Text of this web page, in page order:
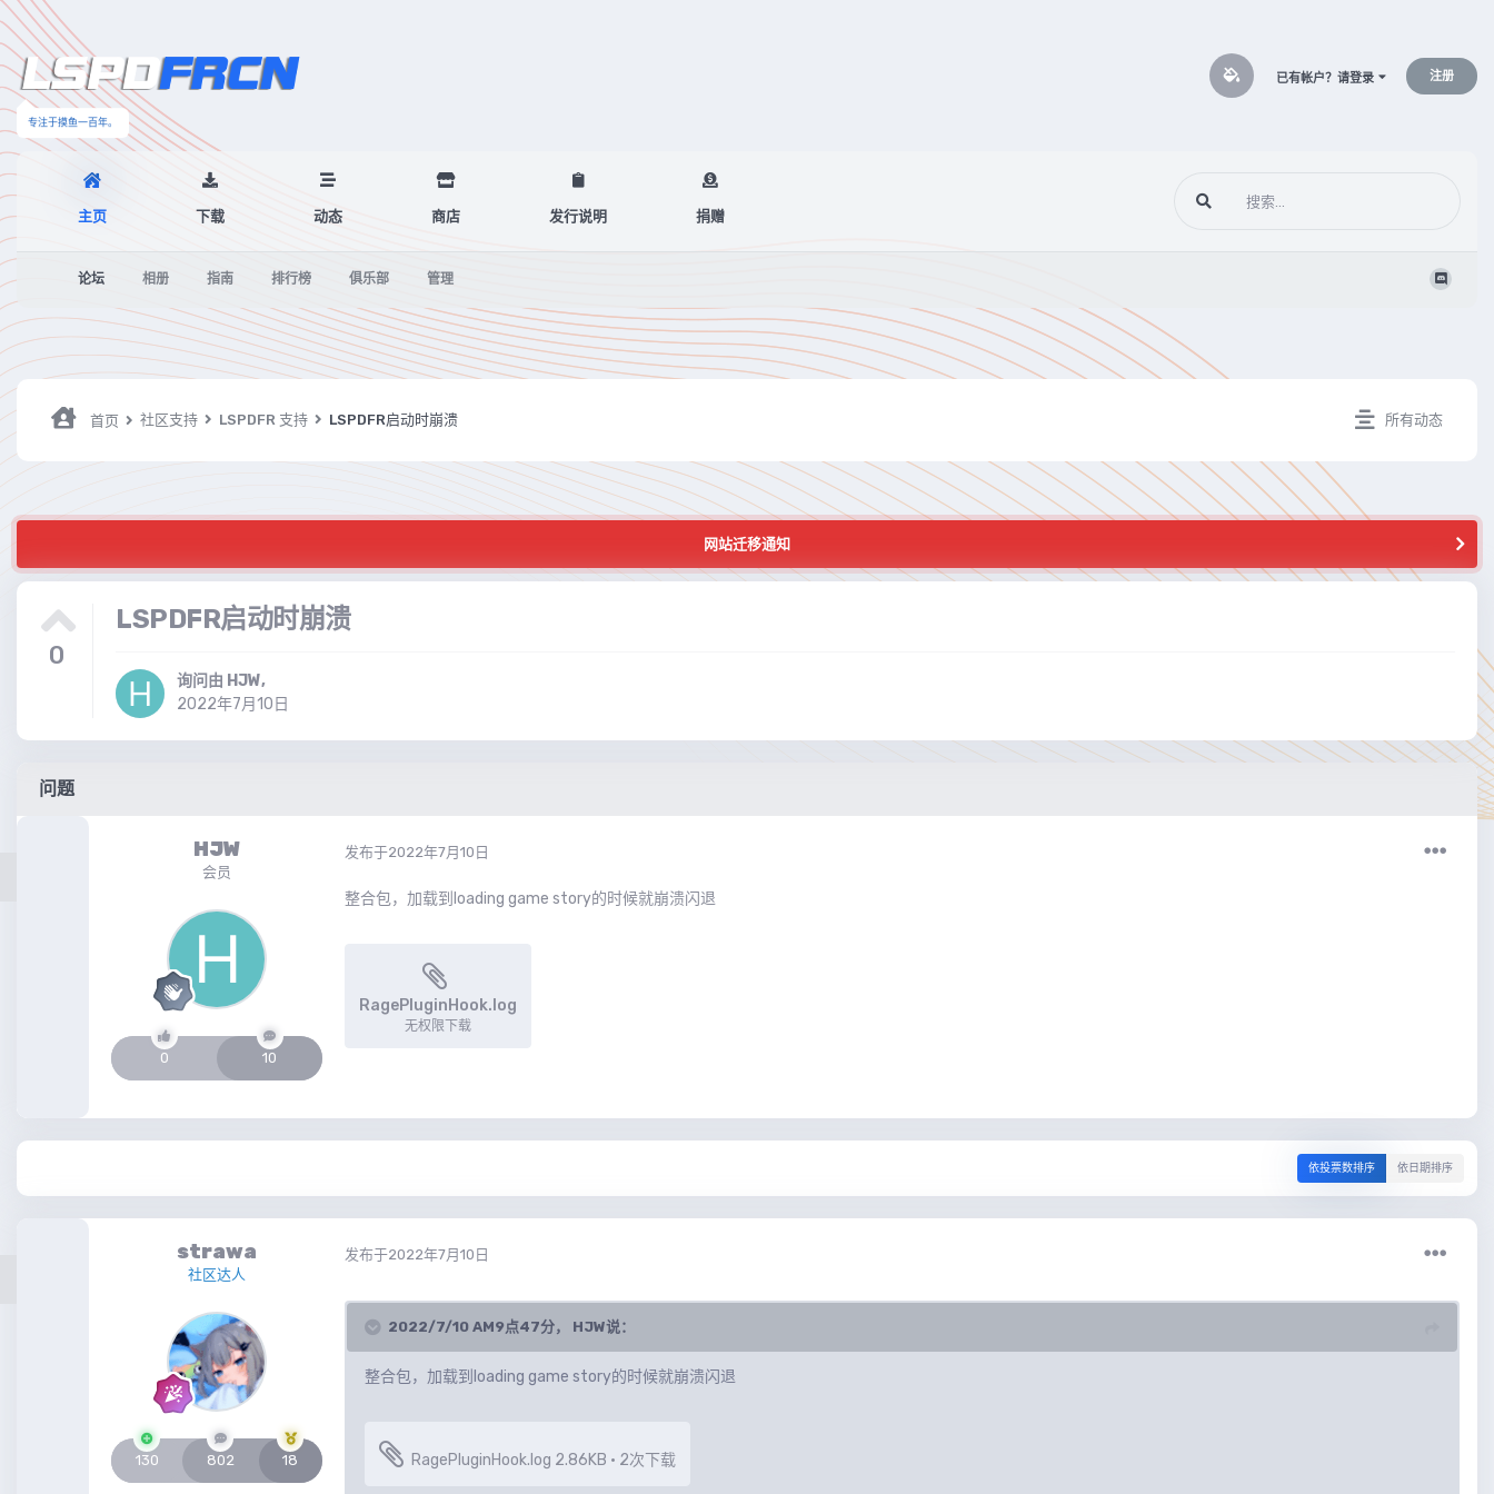
专注于摸鱼一百年。
已有帐户？请登录 注册
主页
论坛 相册 指南 排行榜 俱乐部 管理
下载 动态 商店 发行说明 捐赠
所有动态
首页 社区支持 LSPDFR 支持 LSPDFR启动时崩溃
网站迁移通知
0
LSPDFR启动时崩溃
询问由 HJW,
2022年7月10日
问题
HJW
会员
0 10
发布于2022年7月10日
整合包，加载到loading game story的时候就崩溃闪退
RagePluginHook.log
无权限下载
依投票数排序 依日期排序
strawa
社区达人
130 802 18
发布于2022年7月10日
2022/7/10 AM9点47分， HJW说：
整合包，加载到loading game story的时候就崩溃闪退
RagePluginHook.log 2.86KB · 2次下载